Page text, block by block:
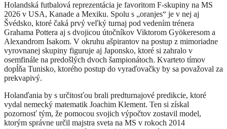
Holandská futbalová reprezentácia je favoritom F-skupiny na MS
2026 v USA, Kanade a Mexiku. Spolu s „oranjes“ je v nej aj
Švédsko, ktoré čaká prvý veľký turnaj pod vedením trénera
Grahama Pottera aj s dvojicou útočníkov Viktorom Gyökeresom a
Alexandrom Isakom. V okruhu ašpirantov na postup z mimoriadne
vyrovnanej skupiny figuruje aj Japonsko, ktoré si zahralo v
osemfinále na predošlých dvoch šampionátoch. Kvarteto tímov
dopĺňa Tunisko, ktorého postup do vyraďovačky by sa považoval za
prekvapivý.
Holanďania by s určitosťou brali predturnajové predikcie, ktoré
vydal nemecký matematik Joachim Klement. Ten si získal
pozornosť tým, že pomocou svojich výpočtov zostavil model,
ktorým správne určil majstra sveta na MS v rokoch 2014